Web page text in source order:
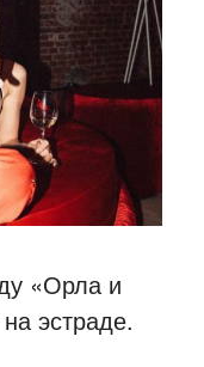
«Орла и
эстраде.